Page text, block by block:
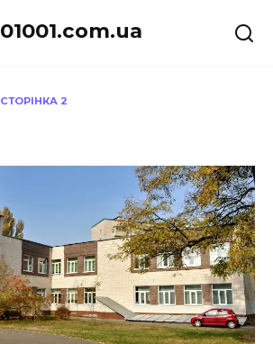
01001.com.ua
СТОРІНКА 2